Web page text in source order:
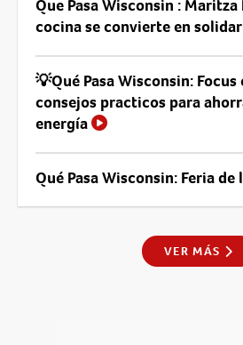
Que Pasa Wisconsin : Maritza
cocina se convierte en
💡Qué Pasa Wisconsin:
consejos practicos para
energía
Qué Pasa Wisconsin: Feria
VER MÁS